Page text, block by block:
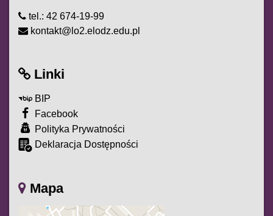
tel.: 42 674-19-99
kontakt@lo2.elodz.edu.pl
Linki
BIP
Facebook
Polityka Prywatności
Deklaracja Dostępności
Mapa